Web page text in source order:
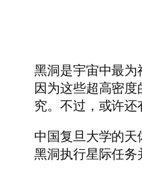
黑洞是宇宙中最为
因为这些超高密
究。不过，或许还
中国复旦大学的
黑洞执行星际任务